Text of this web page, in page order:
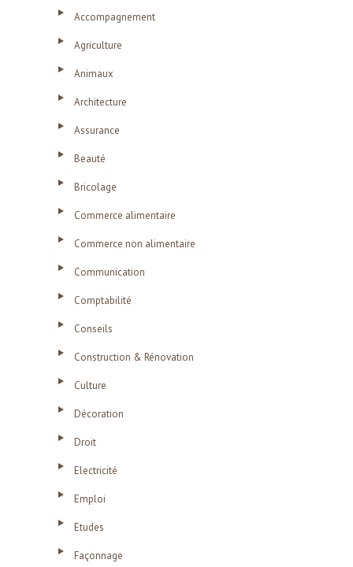
Accompagnement
Agriculture
Animaux
Architecture
Assurance
Beauté
Bricolage
Commerce alimentaire
Commerce non alimentaire
Communication
Comptabilité
Conseils
Construction & Rénovation
Culture
Décoration
Droit
Electricité
Emploi
Etudes
Façonnage